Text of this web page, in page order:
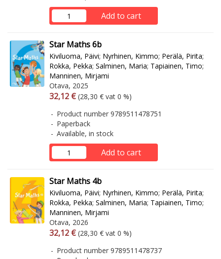
Add to cart
Star Maths 6b
Kiviluoma, Päivi; Nyrhinen, Kimmo; Perälä, Pirita;
Rokka, Pekka; Salminen, Maria; Tapiainen, Timo;
Manninen, Mirjami
Otava, 2025
Arvonlisäverollinen hinta
32,12 € Excl. vat
(28,30 € vat 0 %)
Product number 9789511478751
Paperback
Available, in stock
Add to cart
Star Maths 4b
Kiviluoma, Päivi; Nyrhinen, Kimmo; Perälä, Pirita;
Rokka, Pekka; Salminen, Maria; Tapiainen, Timo;
Manninen, Mirjami
Otava, 2026
Arvonlisäverollinen hinta
32,12 € Excl. vat
(28,30 € vat 0 %)
Product number 9789511478737